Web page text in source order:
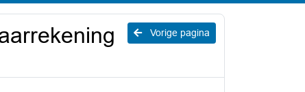
Vorige pagina